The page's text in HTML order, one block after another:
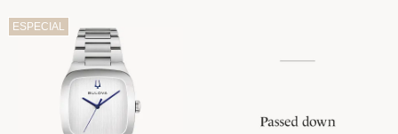
ESPECIAL